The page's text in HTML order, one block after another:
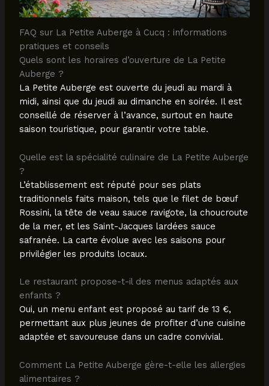
FAQ sur La Petite Auberge à Cucq : informations
pratiques et conseils
Quels sont les horaires d’ouverture de La Petite
Auberge ?
La Petite Auberge est ouverte du jeudi au mardi à
midi, ainsi que du jeudi au dimanche en soirée. Il est
conseillé de réserver à l’avance, surtout en haute
saison touristique, pour garantir votre table.
Quelle est la spécialité culinaire de La Petite Auberge
?
L’établissement est réputé pour ses plats
traditionnels faits maison, tels que le filet de bœuf
Rossini, la tête de veau sauce ravigote, la choucroute
de la mer, et les Saint-Jacques lardées sauce
safranée. La carte évolue avec les saisons pour
privilégier les produits locaux.
Le restaurant propose-t-il des menus adaptés aux
enfants ?
Oui, un menu enfant est proposé au tarif de 13 €,
permettant aux plus jeunes de profiter d’une cuisine
adaptée et savoureuse dans un cadre convivial.
Comment La Petite Auberge gère-t-elle les allergies
alimentaires ?